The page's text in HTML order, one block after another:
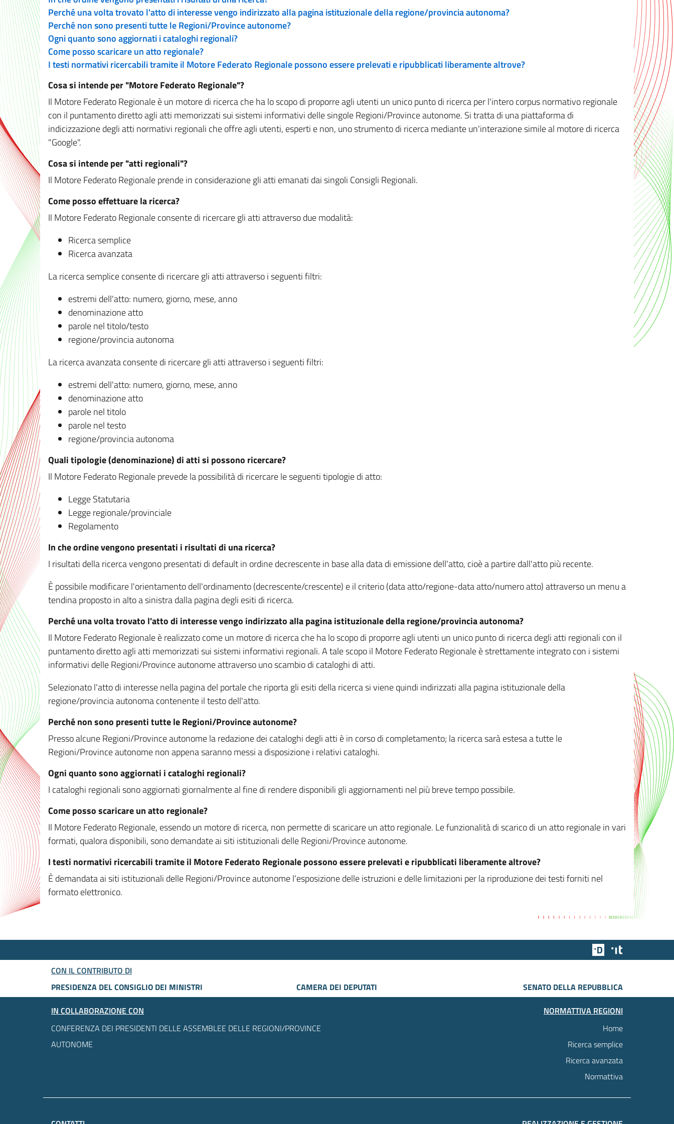
Perché una volta trovato l'atto di interesse vengo indirizzato alla pagina istituzionale della regione/provincia autonoma?
Perché non sono presenti tutte le Regioni/Province autonome?
Ogni quanto sono aggiornati i cataloghi regionali?
Come posso scaricare un atto regionale?
I testi normativi ricercabili tramite il Motore Federato Regionale possono essere prelevati e ripubblicati liberamente altrove?
Cosa si intende per "Motore Federato Regionale"?
Il Motore Federato Regionale è un motore di ricerca che ha lo scopo di proporre agli utenti un unico punto di ricerca per l'intero corpus normativo regionale
con il puntamento diretto agli atti memorizzati sui sistemi informativi delle singole Regioni/Province autonome. Si tratta di una piattaforma di
indicizzazione degli atti normativi regionali che offre agli utenti, esperti e non, uno strumento di ricerca mediante un'interazione simile al motore di ricerca
"Google".
Cosa si intende per "atti regionali"?
Il Motore Federato Regionale prende in considerazione gli atti emanati dai singoli Consigli Regionali.
Come posso effettuare la ricerca?
Il Motore Federato Regionale consente di ricercare gli atti attraverso due modalità:
Ricerca semplice
Ricerca avanzata
La ricerca semplice consente di ricercare gli atti attraverso i seguenti filtri:
estremi dell'atto: numero, giorno, mese, anno
denominazione atto
parole nel titolo/testo
regione/provincia autonoma
La ricerca avanzata consente di ricercare gli atti attraverso i seguenti filtri:
estremi dell'atto: numero, giorno, mese, anno
denominazione atto
parole nel titolo
parole nel testo
regione/provincia autonoma
Quali tipologie (denominazione) di atti si possono ricercare?
Il Motore Federato Regionale prevede la possibilità di ricercare le seguenti tipologie di atto:
Legge Statutaria
Legge regionale/provinciale
Regolamento
In che ordine vengono presentati i risultati di una ricerca?
I risultati della ricerca vengono presentati di default in ordine decrescente in base alla data di emissione dell'atto, cioè a partire dall'atto più recente.
È possibile modificare l'orientamento dell'ordinamento (decrescente/crescente) e il criterio (data atto/regione-data atto/numero atto) attraverso un menu a
tendina proposto in alto a sinistra dalla pagina degli esiti di ricerca.
Perché una volta trovato l'atto di interesse vengo indirizzato alla pagina istituzionale della regione/provincia autonoma?
Il Motore Federato Regionale è realizzato come un motore di ricerca che ha lo scopo di proporre agli utenti un unico punto di ricerca degli atti regionali con il
puntamento diretto agli atti memorizzati sui sistemi informativi regionali. A tale scopo il Motore Federato Regionale è strettamente integrato con i sistemi
informativi delle Regioni/Province autonome attraverso uno scambio di cataloghi di atti.
Selezionato l'atto di interesse nella pagina del portale che riporta gli esiti della ricerca si viene quindi indirizzati alla pagina istituzionale della
regione/provincia autonoma contenente il testo dell'atto.
Perché non sono presenti tutte le Regioni/Province autonome?
Presso alcune Regioni/Province autonome la redazione dei cataloghi degli atti è in corso di completamento; la ricerca sarà estesa a tutte le
Regioni/Province autonome non appena saranno messi a disposizione i relativi cataloghi.
Ogni quanto sono aggiornati i cataloghi regionali?
I cataloghi regionali sono aggiornati giornalmente al fine di rendere disponibili gli aggiornamenti nel più breve tempo possibile.
Come posso scaricare un atto regionale?
Il Motore Federato Regionale, essendo un motore di ricerca, non permette di scaricare un atto regionale. Le funzionalità di scarico di un atto regionale in vari
formati, qualora disponibili, sono demandate ai siti istituzionali delle Regioni/Province autonome.
I testi normativi ricercabili tramite il Motore Federato Regionale possono essere prelevati e ripubblicati liberamente altrove?
È demandata ai siti istituzionali delle Regioni/Province autonome l'esposizione delle istruzioni e delle limitazioni per la riproduzione dei testi forniti nel
formato elettronico.
Team Digitale
CON IL CONTRIBUTO DI
PRESIDENZA DEL CONSIGLIO DEI MINISTRI
CAMERA DEI DEPUTATI
SENATO DELLA REPUBBLICA
IN COLLABORAZIONE CON
CONFERENZA DEI PRESIDENTI DELLE ASSEMBLEE DELLE REGIONI/PROVINCE
AUTONOME
NORMATTIVA REGIONI
Home
Ricerca semplice
Ricerca avanzata
Normattiva